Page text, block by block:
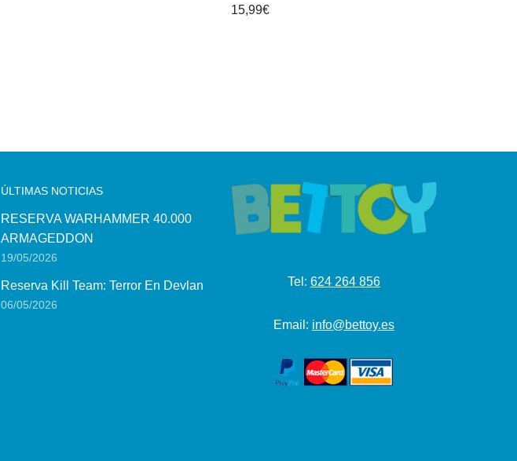
15,99€
ÚLTIMAS NOTICIAS
RESERVA WARHAMMER 40.000
ARMAGEDDON
19/05/2026
Reserva Kill Team: Terror En Devlan
06/05/2026
Tel: 624 264 856
Email: info@bettoy.es